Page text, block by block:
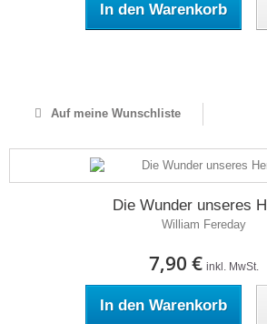
In den Warenkorb
Auf meine Wunschliste
Die Wunder unseres
William Fereday
7,90 € inkl. MwSt.
In den Warenkorb